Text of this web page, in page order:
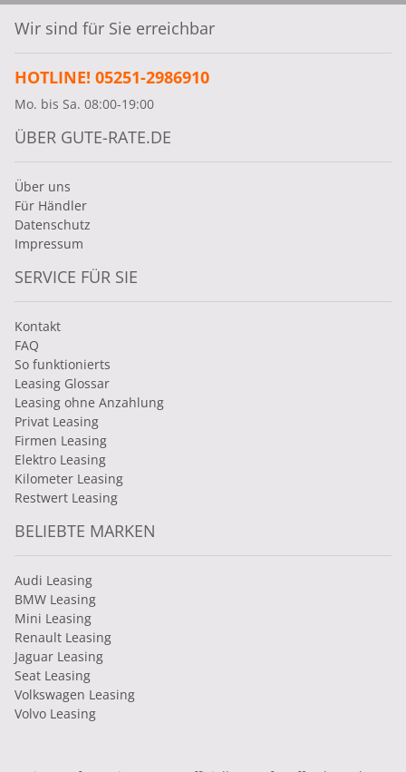
Wir sind für Sie erreichbar
HOTLINE! 05251-2986910
Mo. bis Sa. 08:00-19:00
ÜBER GUTE-RATE.DE
Über uns
Für Händler
Datenschutz
Impressum
SERVICE FÜR SIE
Kontakt
FAQ
So funktionierts
Leasing Glossar
Leasing ohne Anzahlung
Privat Leasing
Firmen Leasing
Elektro Leasing
Kilometer Leasing
Restwert Leasing
BELIEBTE MARKEN
Audi Leasing
BMW Leasing
Mini Leasing
Renault Leasing
Jaguar Leasing
Seat Leasing
Volkswagen Leasing
Volvo Leasing